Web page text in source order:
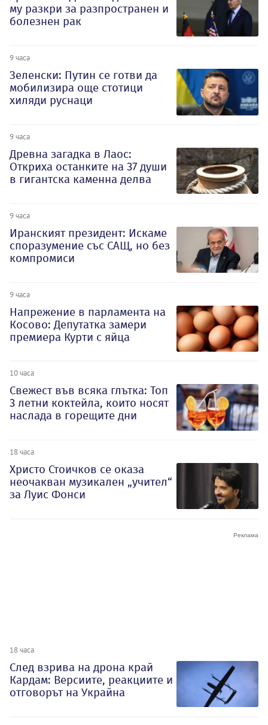
му разкри за разпространен и
болезнен рак
9 часа
Зеленски: Путин се готви да
мобилизира още стотици
хиляди руснаци
9 часа
Древна загадка в Лаос:
Откриха останките на 37 души
в гигантска каменна делва
9 часа
Иранският президент: Искаме
споразумение със САЩ, но без
компромиси
9 часа
Напрежение в парламента на
Косово: Депутатка замери
премиера Курти с яйца
10 часа
Свежест във всяка глътка: Топ
3 летни коктейла, които носят
наслада в горещите дни
18 часа
Христо Стоичков се оказа
неочакван музикален „учител“
за Луис Фонси
18 часа
След взрива на дрона край
Кардам: Версиите, реакциите и
отговорът на Украйна